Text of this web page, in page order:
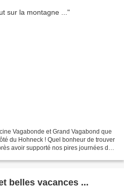
Vagabonde et Grand Vagabond que
du Hohneck ! Quel bonheur de trouver
avoir supporté nos pires journées de
belles vacances ...